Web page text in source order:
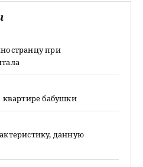
при
бабушки
данную